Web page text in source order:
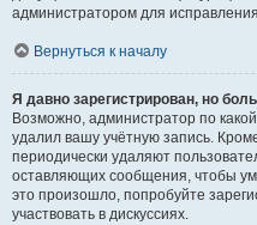
администратором для
Вернуться к началу
Я давно зарегистрирован, но
Возможно, администратор по
удалил вашу учётную запись.
периодически удаляют
оставляющих сообщения, чтобы
это произошло, попробуйте
участвовать в дискуссиях.